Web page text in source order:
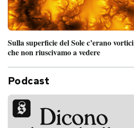
Sulla superficie del Sole c’erano vortici
che non riuscivamo a vedere
Podcast